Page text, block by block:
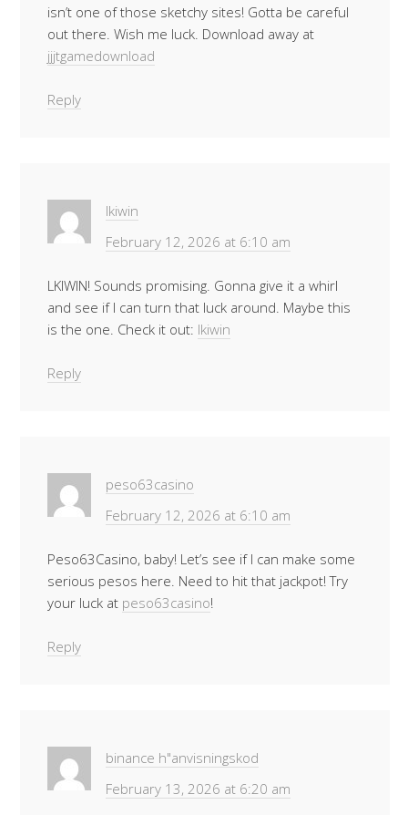
isn’t one of those sketchy sites! Gotta be careful
out there. Wish me luck. Download away at
jjjtgamedownload
Reply
lkiwin
February 12, 2026 at 6:10 am
LKIWIN! Sounds promising. Gonna give it a whirl
and see if I can turn that luck around. Maybe this
is the one. Check it out: lkiwin
Reply
peso63casino
February 12, 2026 at 6:10 am
Peso63Casino, baby! Let’s see if I can make some
serious pesos here. Need to hit that jackpot! Try
your luck at peso63casino!
Reply
binance h"anvisningskod
February 13, 2026 at 6:20 am